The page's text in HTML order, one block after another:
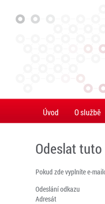
Úvod O službě
Odeslat
Pokud zde vyplníte e-
Odeslání odkazu
Adresát